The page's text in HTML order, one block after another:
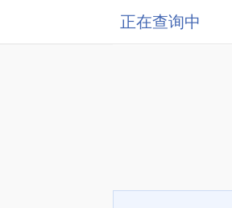
正在查询中